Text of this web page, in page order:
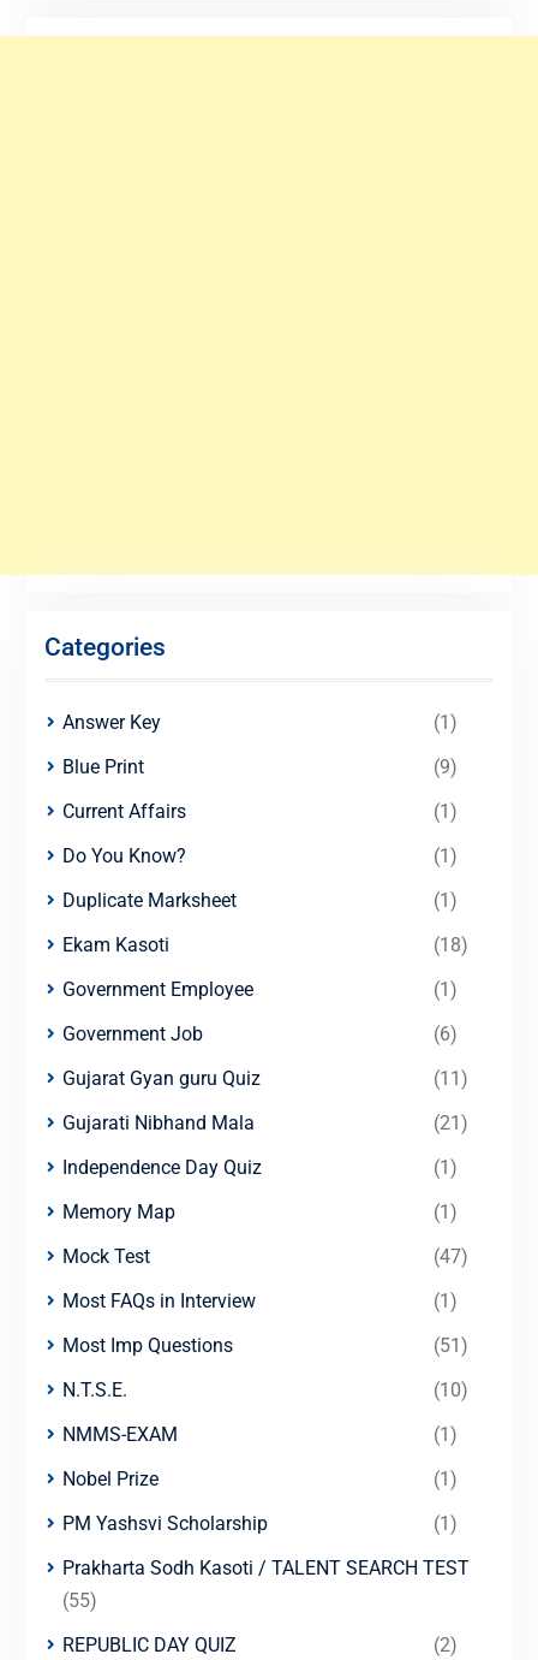
Categories
Answer Key
(1)
Blue Print
(9)
Current Affairs
(1)
Do You Know?
(1)
Duplicate Marksheet
(1)
Ekam Kasoti
(18)
Government Employee
(1)
Government Job
(6)
Gujarat Gyan guru Quiz
(11)
Gujarati Nibhand Mala
(21)
Independence Day Quiz
(1)
Memory Map
(1)
Mock Test
(47)
Most FAQs in Interview
(1)
Most Imp Questions
(51)
N.T.S.E.
(10)
NMMS-EXAM
(1)
Nobel Prize
(1)
PM Yashsvi Scholarship
(1)
Prakharta Sodh Kasoti / TALENT SEARCH TEST
(55)
REPUBLIC DAY QUIZ
(2)